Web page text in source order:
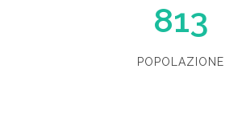
813
POPOLAZIONE